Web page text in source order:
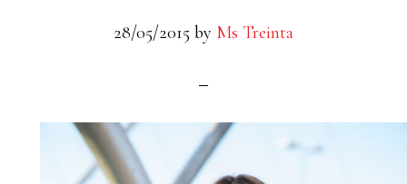
28/05/2015 by Ms Treinta